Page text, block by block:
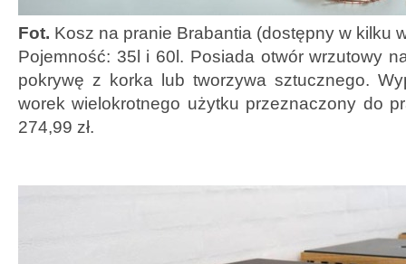
Fot. Kosz na pranie Brabantia (dostępny w kilku
Pojemność: 35l i 60l. Posiada otwór wrzutowy
pokrywę z korka lub tworzywa sztucznego.
worek wielokrotnego użytku przeznaczony do
274,99 zł.